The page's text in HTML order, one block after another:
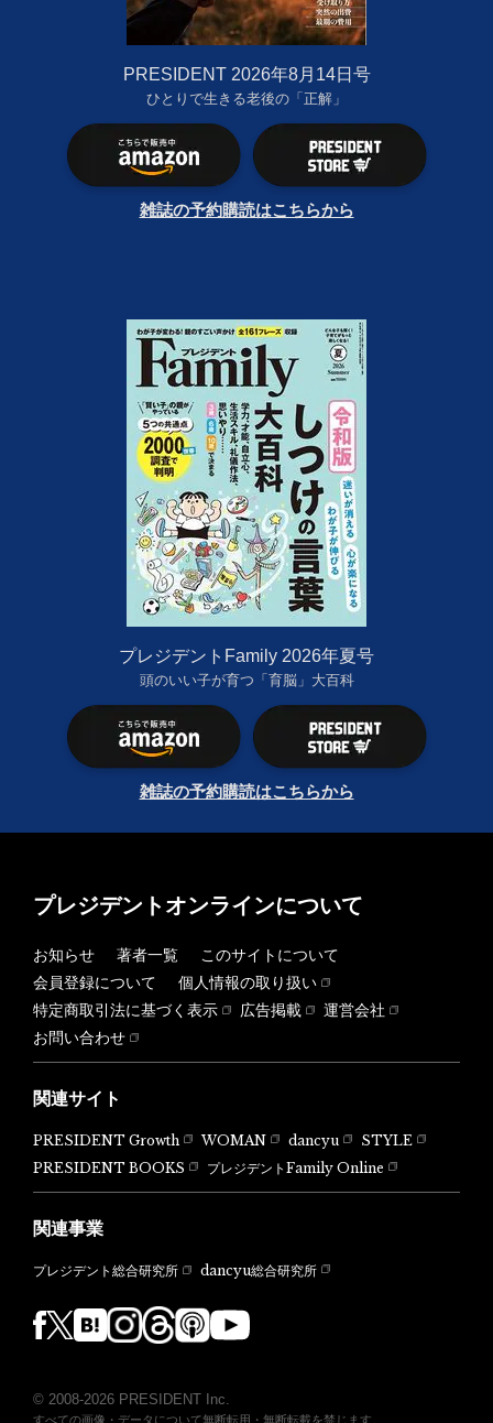
PRESIDENT 2026年8月14日号
ひとりで生きる老後の「正解」
雑誌の予約購読はこちらから
プレジデントFamily 2026年夏号
頭のいい子が育つ「育脳」大百科
雑誌の予約購読はこちらから
プレジデントオンラインについて
お知らせ 著者一覧
このサイトについて
会員登録について
個人情報の取り扱い
特定商取引法に基づく表示
広告掲載
運営会社
お問い合わせ
関連サイト
PRESIDENT Growth WOMAN dancyu
STYLE
PRESIDENT BOOKS
プレジデントFamily Online
関連事業
プレジデント総合研究所 dancyu総合研究所
© 2008-2026 PRESIDENT Inc.
すべての画像・データについて無断転用・無断転載を禁じます。